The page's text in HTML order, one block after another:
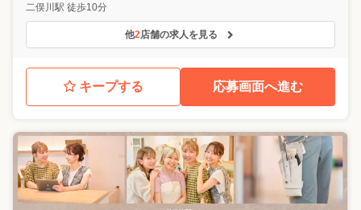
二俣川駅 徒歩10分
他2店舗の求人を見る
キープする 応募画面へ進む